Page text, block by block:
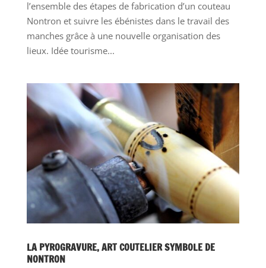
l’ensemble des étapes de fabrication d’un couteau
Nontron et suivre les ébénistes dans le travail des
manches grâce à une nouvelle organisation des
lieux. Idée tourisme...
LA PYROGRAVURE, ART COUTELIER SYMBOLE DE
NONTRON